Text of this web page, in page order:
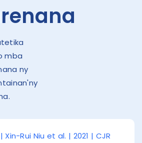
mba
ny
Xin-Rui Niu et al. | 2021 | CJR